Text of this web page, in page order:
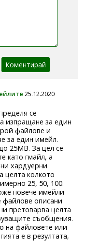
25.12.2020
се
изпращане за един
файлове и
за един имейл.
25MB. За цел се
като гмайл, а
хардуерни
целта колкото
25, 50, 100.
повече имейли
файлове описани
претоварва целта
съобщения.
на файловете или
е в резултата,